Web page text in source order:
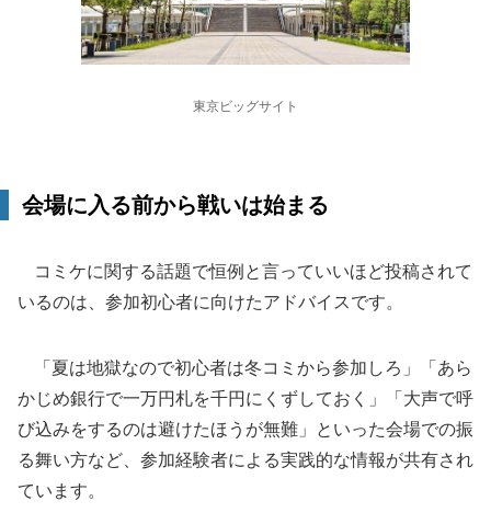
東京ビッグサイト
会場に入る前から戦いは始まる
コミケに関する話題で恒例と言っていいほど投稿されて
いるのは、参加初心者に向けたアドバイスです。
「夏は地獄なので初心者は冬コミから参加しろ」「あら
かじめ銀行で一万円札を千円にくずしておく」「大声で呼
び込みをするのは避けたほうが無難」といった会場での振
る舞い方など、参加経験者による実践的な情報が共有され
ています。